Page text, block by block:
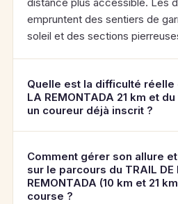
empruntent des sentiers de
soleil et des sections
Quelle est la difficulté réelle
LA REMONTADA 21 km et
un coureur déjà inscrit ?
Comment gérer son allure
sur le parcours du TRAIL DE
REMONTADA (10 km et 21
course ?